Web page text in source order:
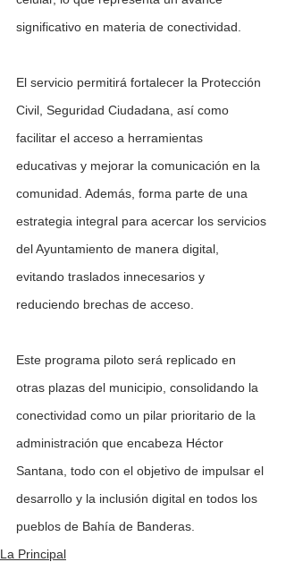
significativo en materia de conectividad.
El servicio permitirá fortalecer la Protección
Civil, Seguridad Ciudadana, así como
facilitar el acceso a herramientas
educativas y mejorar la comunicación en la
comunidad. Además, forma parte de una
estrategia integral para acercar los servicios
del Ayuntamiento de manera digital,
evitando traslados innecesarios y
reduciendo brechas de acceso.
Este programa piloto será replicado en
otras plazas del municipio, consolidando la
conectividad como un pilar prioritario de la
administración que encabeza Héctor
Santana, todo con el objetivo de impulsar el
desarrollo y la inclusión digital en todos los
pueblos de Bahía de Banderas.
La Principal